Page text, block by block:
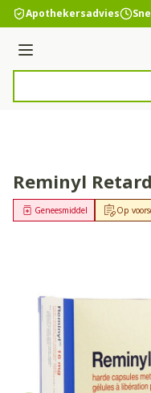
Ga naar de inhoud
Apothekersadvies
Menu
Reminyl
Op
Geneesmiddel